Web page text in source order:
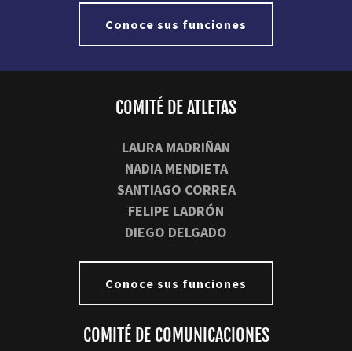
Conoce sus funciones
COMITÉ DE ATLETAS
LAURA MADRIÑAN
NADIA MENDIETA
SANTIAGO CORREA
FELIPE LADRÓN
DIEGO DELGADO
Conoce sus funciones
COMITÉ DE COMUNICACIONES